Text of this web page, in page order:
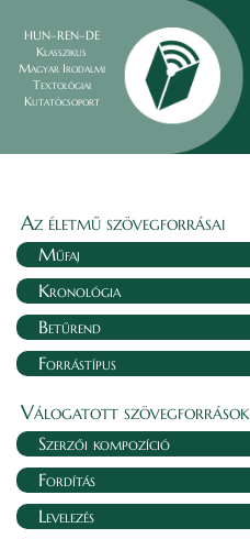
HUN–REN–DE
Klasszikus
Magyar Irodalmi
Textológiai
Kutatócsoport
Az életmű szövegforrásai
Műfaj
Kronológia
Betűrend
Forrástípus
Válogatott szövegforrások
Szerzői kompozíció
Fordítás
Levelezés